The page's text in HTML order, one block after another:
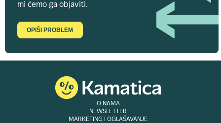
mi ćemo ga objaviti.
OPIŠI PROBLEM
O NAMA
NEWSLETTER
MARKETING I OGLAŠAVANJE